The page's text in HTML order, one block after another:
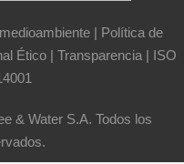
| Política de
Ético | Transparencia | ISO
& Water S.A. Todos los